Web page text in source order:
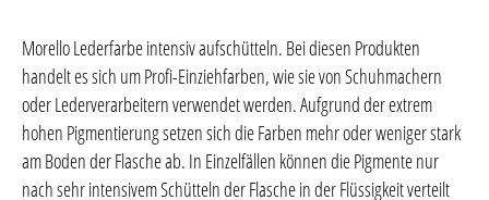
Morello Lederfarbe intensiv aufschütteln. Bei diesen Produkten
handelt es sich um Profi-Einziehfarben, wie sie von Schuhmachern
oder Lederverarbeitern verwendet werden. Aufgrund der extrem
hohen Pigmentierung setzen sich die Farben mehr oder weniger stark
am Boden der Flasche ab. In Einzelfällen können die Pigmente nur
nach sehr intensivem Schütteln der Flasche in der Flüssigkeit verteilt